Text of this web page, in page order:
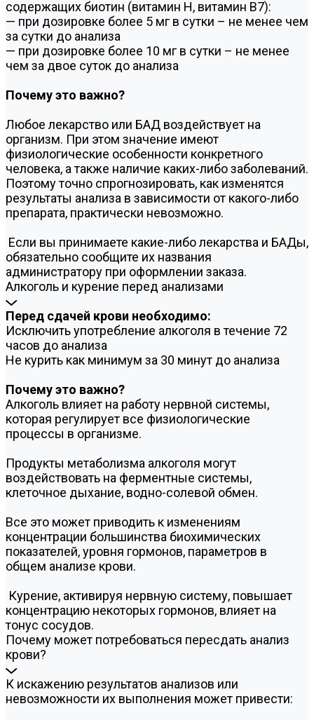
содержащих биотин (витамин Н, витамин В7):
— при дозировке более 5 мг в сутки – не менее чем
за сутки до анализа
— при дозировке более 10 мг в сутки – не менее
чем за двое суток до анализа
Почему это важно?
Любое лекарство или БАД воздействует на
организм. При этом значение имеют
физиологические особенности конкретного
человека, а также наличие каких-либо заболеваний.
Поэтому точно спрогнозировать, как изменятся
результаты анализа в зависимости от какого-либо
препарата, практически невозможно.
Если вы принимаете какие-либо лекарства и БАДы,
обязательно сообщите их названия
администратору при оформлении заказа.
Алкоголь и курение перед анализами
Перед сдачей крови необходимо:
Исключить употребление алкоголя в течение 72
часов до анализа
Не курить как минимум за 30 минут до анализа
Почему это важно?
Алкоголь влияет на работу нервной системы,
которая регулирует все физиологические
процессы в организме.
Продукты метаболизма алкоголя могут
воздействовать на ферментные системы,
клеточное дыхание, водно-солевой обмен.
Все это может приводить к изменениям
концентрации большинства биохимических
показателей, уровня гормонов, параметров в
общем анализе крови.
Курение, активируя нервную систему, повышает
концентрацию некоторых гормонов, влияет на
тонус сосудов.
Почему может потребоваться пересдать анализ
крови?
К искажению результатов анализов или
невозможности их выполнения может привести: